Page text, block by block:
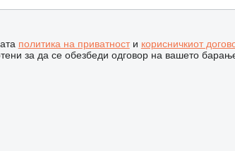
политика на приватности корисничкиот
за да се обезбеди одговор на вашето